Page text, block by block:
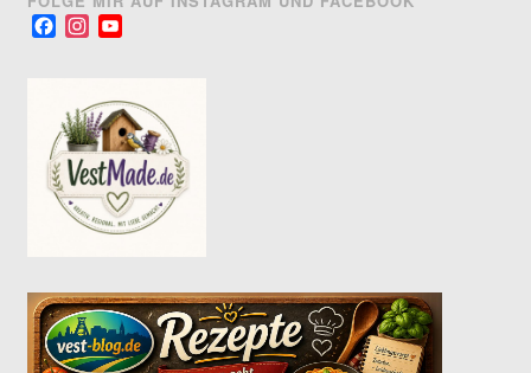
FacebookInstagram